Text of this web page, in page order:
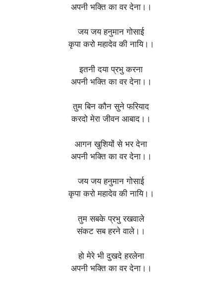
अपनी भक्ति का वर देना।।
जय जय हनुमान गोसाई
कृपा करो महादेव की नायि।।
इतनी दया प्रभु करना
अपनी भक्ति का वर देना।।
तुम बिन कौन सुने फरियाद
करदो मेरा जीवन आबाद।।
आगन खुशियों से भर देना
अपनी भक्ति का वर देना।।
जय जय हनुमान गोसाई
कृपा करो महादेव की नायि।।
तुम सबके प्रभु रखवाले
संकट सब हरने वाले।।
हो मेरे भी दुखदे हरलेना
अपनी भक्ति का वर देना।।